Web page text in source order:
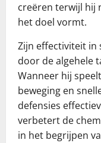
creëren terwijl hij
het doel vormt.
Zijn effectiviteit in
door de algehele
Wanneer hij
beweging en
defensies
verbetert de
in het begrijpen